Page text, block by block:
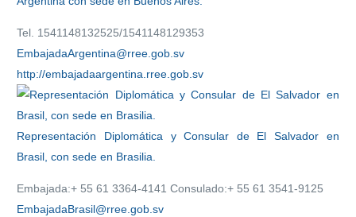
Tel. 1541148132525/1541148129353
EmbajadaArgentina@rree.gob.sv
http://embajadaargentina.rree.gob.sv
Representación Diplomática y Consular de El Salvador en
Brasil, con sede en Brasilia.
Embajada:+ 55 61 3364-4141 Consulado:+ 55 61 3541-9125
EmbajadaBrasil@rree.gob.sv